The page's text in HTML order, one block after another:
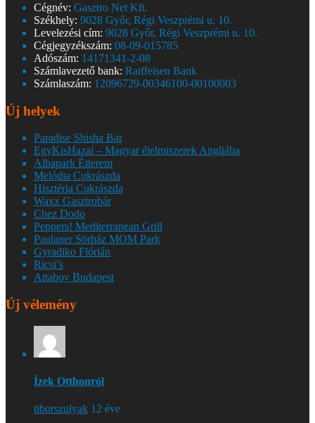
Cégnév: Gasztro Net Kft.
Székhely: 9028 Győr, Régi Veszprémi u. 10.
Levelezési cím: 9028 Győr, Régi Veszprémi u. 10.
Cégjegyzékszám: 08-09-015785
Adószám: 14171341-2-08
Számlavezető bank: Raiffeisen Bank
Számlaszám: 12096729-00346100-00100003
Új helyek
Paradise Shisha Bar
EgyKisHazai – Magyar élelmiszerek Angliába
Albapark Étterem
Melódia Cukrászda
Hisztéria Cukrászda
Waxx Gasztrobár
Chez Dodo
Peppers! Mediterranean Grill
Paulaner Sörház MOM Park
Gyradiko Flórián
Ricsi’s
Attaboy Budapest
Új vélemény
Ízek Otthonról
tiborszulyak 12 éve